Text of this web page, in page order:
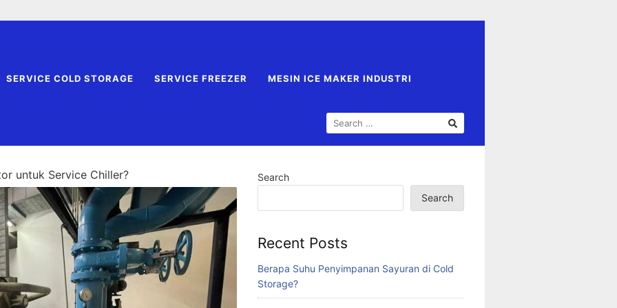
SERVICE COLD STORAGE SERVICE FREEZER MESIN ICE MAKER INDUSTRI
FOR:
untuk Service Chiller?
Search
Search
Recent Posts
Berapa Suhu Penyimpanan Sayuran di Cold
Storage?